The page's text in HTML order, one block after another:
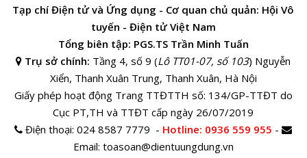
Tạp chí Điện tử và Ứng dụng - Cơ quan chủ quản: Hội Vô
tuyến - Điện tử Việt Nam
Tổng biên tập: PGS.TS Trần Minh Tuấn
Trụ sở chính: Tầng 4, số 9 (Lô TT01-07, số 103) Nguyễn
Xiển, Thanh Xuân Trung, Thanh Xuân, Hà Nội
Giấy phép hoạt động Trang TTĐTTH số: 134/GP-TTĐT do
Cục PT,TH và TTĐT cấp ngày 26/07/2019
Điện thoại:024 8587 7779 - Hotline: 0936 559 955 -
Email: toasoan@dientuungdung.vn